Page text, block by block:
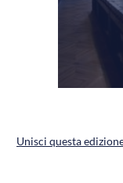
Unisci questa